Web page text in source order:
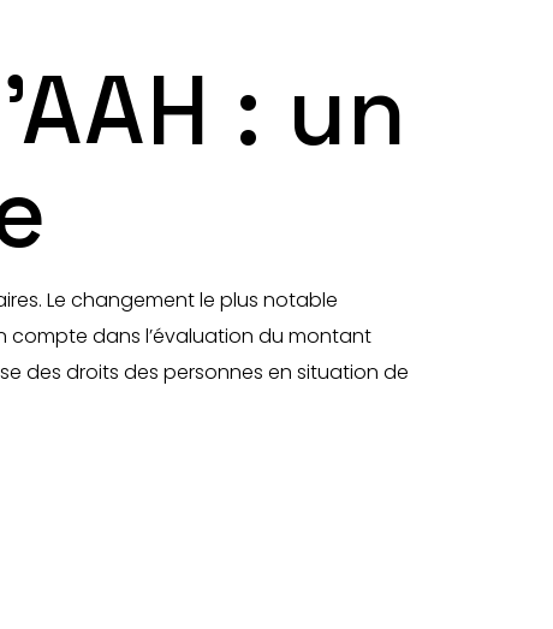
: un
Le changement le plus notable
compte dans l’évaluation du montant
des droits des personnes en situation de